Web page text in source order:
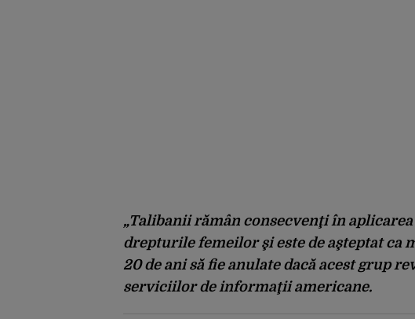
„Talibanii rămân consecvenţi în
drepturile femeilor şi este de aşteptat
20 de ani să fie anulate dacă acest grup
serviciilor de informaţii americane.